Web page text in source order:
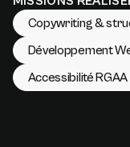
Copywriting &
Développement
Accessibilité